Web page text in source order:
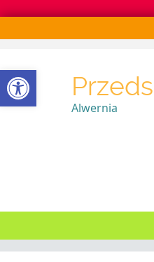
Otwórz pasek narzędzi
Alwernia